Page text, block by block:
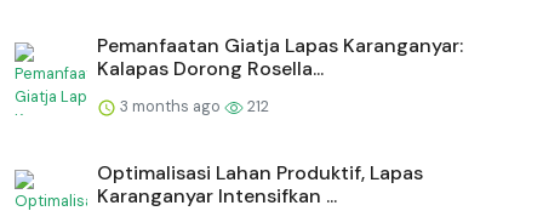
Pemanfaatan Giatja Lapas Karanganyar:
Kalapas Dorong Rosella...
3 months ago 212
Optimalisasi Lahan Produktif, Lapas
Karanganyar Intensifkan ...